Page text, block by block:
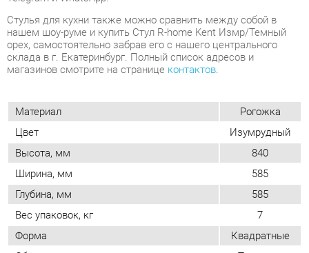
Материал
Рогожка
Цвет
Изумрудный
Высота, мм
Глубина, мм
585
Вес упаковок, кг
7
Форма
Квадратные
Обивка
Тканевая
Мягкая спинка
Да
Упор для ног
Нет
Возможность регулировать глубину
сиденья
Нет